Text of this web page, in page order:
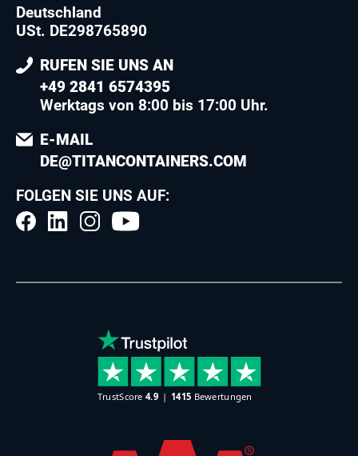
Deutschland
USt. DE298765890
RUFEN SIE UNS AN
+49 2841 6574395
Werktags von 8:00 bis 17:00 Uhr.
E-MAIL
DE@TITANCONTAINERS.COM
FOLGEN SIE UNS AUF: